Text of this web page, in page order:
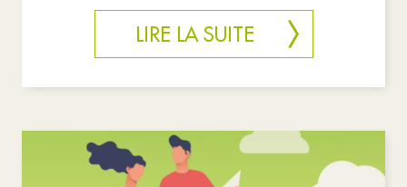
LIRE LA SUITE